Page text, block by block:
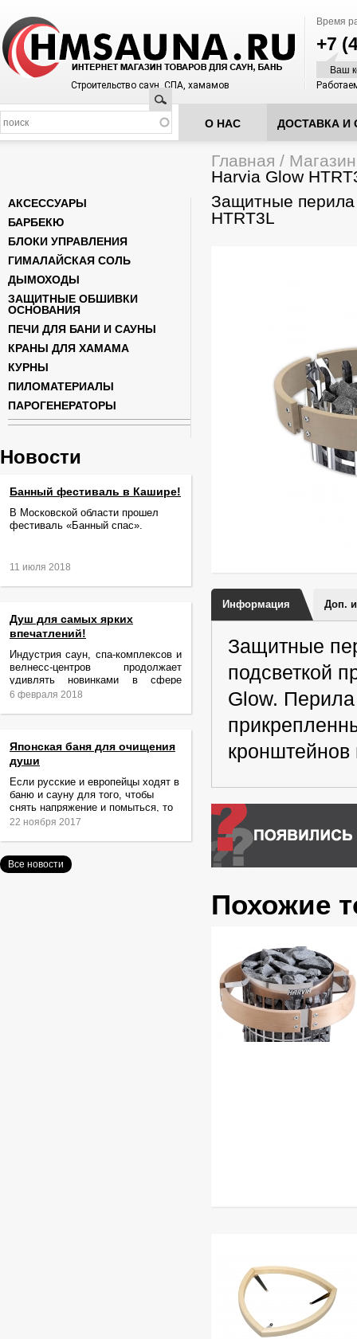
Время
+7
Ваш
Строительство саун, СПА, хамамов
Поиск
О НАС ДОСТАВКА И
Вы здесь
Главная / Магазин
Harvia Glow
Защитные
HTRT3L
Информация Доп.
Защитные
подсветкой
Glow. Перила
Похожие
АКСЕССУАРЫ
БАРБЕКЮ
БЛОКИ УПРАВЛЕНИЯ
ГИМАЛАЙСКАЯ СОЛЬ
ДЫМОХОДЫ
ЗАЩИТНЫЕ ОБШИВКИ
ОСНОВАНИЯ
ПЕЧИ ДЛЯ БАНИ И САУНЫ
КРАНЫ ДЛЯ ХАМАМА
КУРНЫ
ПИЛОМАТЕРИАЛЫ
ПАРОГЕНЕРАТОРЫ
Новости
Банный фестиваль в Кашире!
В Московской области прошел
фестиваль «Банный спас».
11 июля 2018
Душ для самых ярких
впечатлений!
Индустрия саун, спа-комплексов и
велнесс-центров продолжает
удивлять новинками в сфере
релаксации и ухода за телом.
6 февраля 2018
Японская баня для очищения
души
Если русские и европейцы ходят в
баню и сауну для того, чтобы
снять напряжение и помыться, то
жители Японии идут туда за
22 ноября 2017
Все новости